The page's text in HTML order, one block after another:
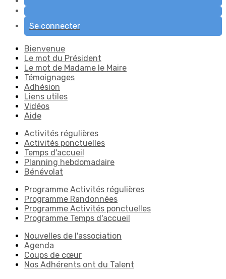
Se connecter
Bienvenue
Le mot du Président
Le mot de Madame le Maire
Témoignages
Adhésion
Liens utiles
Vidéos
Aide
Activités régulières
Activités ponctuelles
Temps d'accueil
Planning hebdomadaire
Bénévolat
Programme Activités régulières
Programme Randonnées
Programme Activités ponctuelles
Programme Temps d'accueil
Nouvelles de l'association
Agenda
Coups de cœur
Nos Adhérents ont du Talent